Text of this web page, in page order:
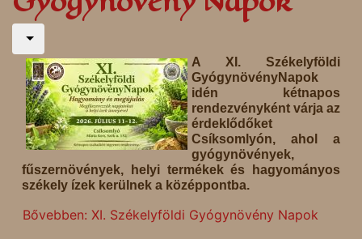
A XI. Székelyföldi
GyógynövényNapok
idén kétnapos
rendezvényként várja az
érdeklődőket
Csíksomlyón, ahol a
gyógynövények,
fűszernövények, helyi termékek és hagyományos
székely ízek kerülnek a középpontba.
Bővebben: XI. Székelyföldi Gyógynövény Napok